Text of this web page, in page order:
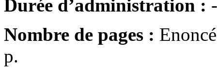
Durée d’administration : -
Nombre de pages :
p.